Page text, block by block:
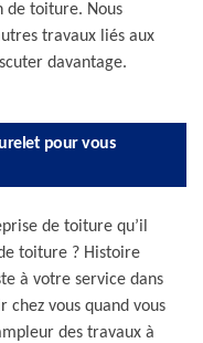
de toiture. Nous
travaux liés aux
davantage.
pour vous
de toiture qu’il
toiture ? Histoire
à votre service dans
chez vous quand vous
des travaux à